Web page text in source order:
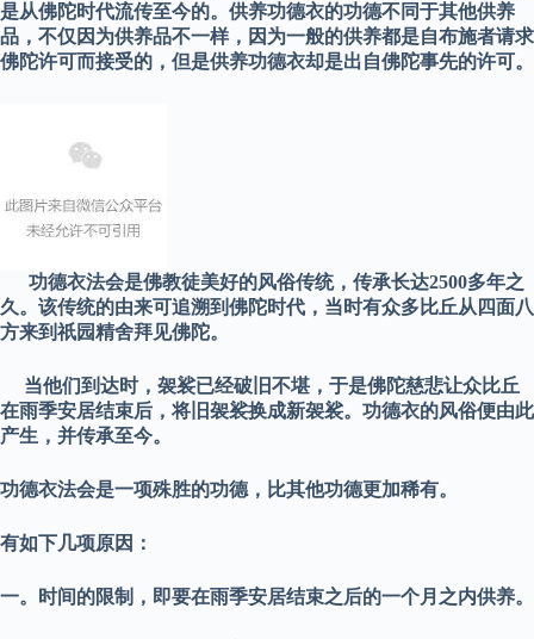
是从佛陀时代流传至今的。供养功德衣的功德不同于其他供养
品，不仅因为供养品不一样，因为一般的供养都是自布施者请求
佛陀许可而接受的，但是供养功德衣却是出自佛陀事先的许可。
功德衣法会是佛教徒美好的风俗传统，传承长达2500多年之
久。该传统的由来可追溯到佛陀时代，当时有众多比丘从四面八
方来到祇园精舍拜见佛陀。
当他们到达时，袈裟已经破旧不堪，于是佛陀慈悲让众比丘
在雨季安居结束后，将旧袈裟换成新袈裟。功德衣的风俗便由此
产生，并传承至今。
功德衣法会是一项殊胜的功德，比其他功德更加稀有。
有如下几项原因：
一。时间的限制，即要在雨季安居结束之后的一个月之内供养。